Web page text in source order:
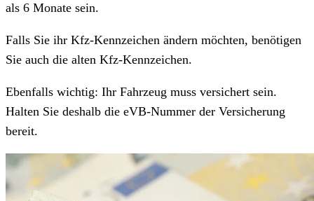
als 6 Monate sein.
Falls Sie ihr Kfz-Kennzeichen ändern möchten, benötigen
Sie auch die alten Kfz-Kennzeichen.
Ebenfalls wichtig: Ihr Fahrzeug muss versichert sein.
Halten Sie deshalb die eVB-Nummer der Versicherung
bereit.